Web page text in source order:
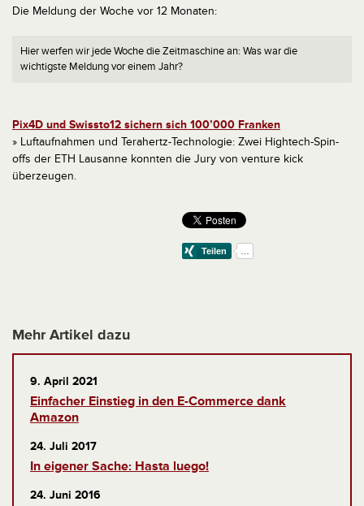
Die Meldung der Woche vor 12 Monaten:
Hier werfen wir jede Woche die Zeitmaschine an: Was war die
wichtigste Meldung vor einem Jahr?
Pix4D und Swissto12 sichern sich 100’000 Franken
» Luftaufnahmen und Terahertz-Technologie: Zwei Hightech-Spin-
offs der ETH Lausanne konnten die Jury von venture kick
überzeugen.
Mehr Artikel dazu
9. April 2021
Einfacher Einstieg in den E-Commerce dank
Amazon
24. Juli 2017
In eigener Sache: Hasta luego!
24. Juni 2016